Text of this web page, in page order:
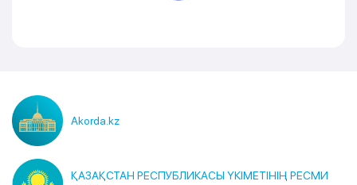
Akorda.kz
ҚАЗАҚСТАН РЕСПУБЛИКАСЫ ҮКІМЕТІНІҢ РЕСМИ